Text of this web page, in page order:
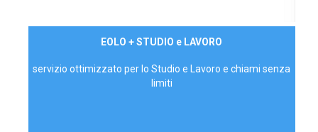
EOLO + STUDIO e LAVORO
servizio ottimizzato per lo Studio e Lavoro e chiami senza
limiti